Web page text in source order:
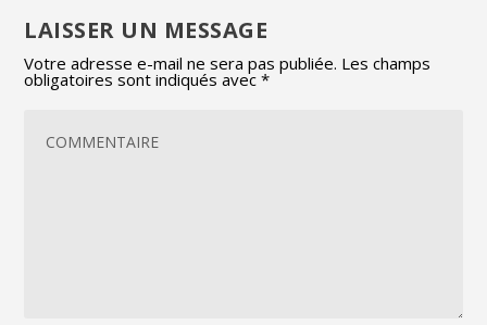
LAISSER UN MESSAGE
Votre adresse e-mail ne sera pas publiée. Les champs
obligatoires sont indiqués avec*